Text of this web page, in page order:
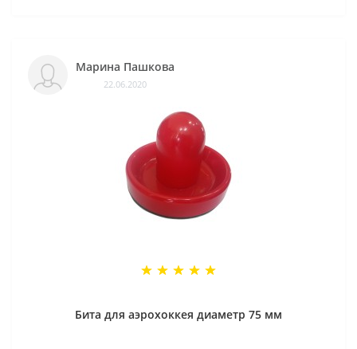
Марина Пашкова
22.06.2020
Бита для аэрохоккея диаметр 75 мм